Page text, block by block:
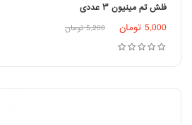
فلش تم مینیون ۳ عددی
5,000 تومان 5,200 تومان